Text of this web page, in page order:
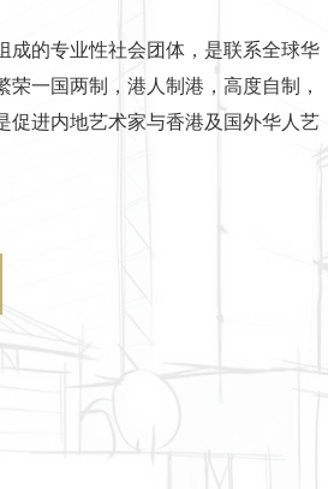
成的专业性社会团体，是联系全球华
荣一国两制，港人制港，高度自制，
促进内地艺术家与香港及国外华人艺